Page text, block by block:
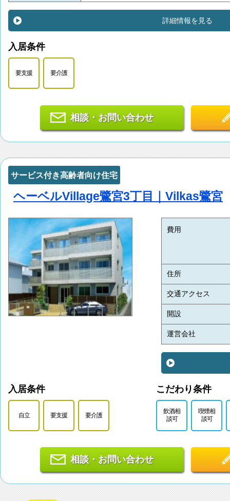
詳細情報を見る
入居条件
要支援 要介護
相談・お問い合わせ
サービス付き高齢者向け住宅
ヘーベルVillage鷺宮3丁目｜Vilkas鷺宮
費用
住所
交通アクセス
開設
運営会社
入居条件
自立 要支援 要介護
こだわり条件
飲酒相
談可
喫煙相
談可
相談・お問い合わせ